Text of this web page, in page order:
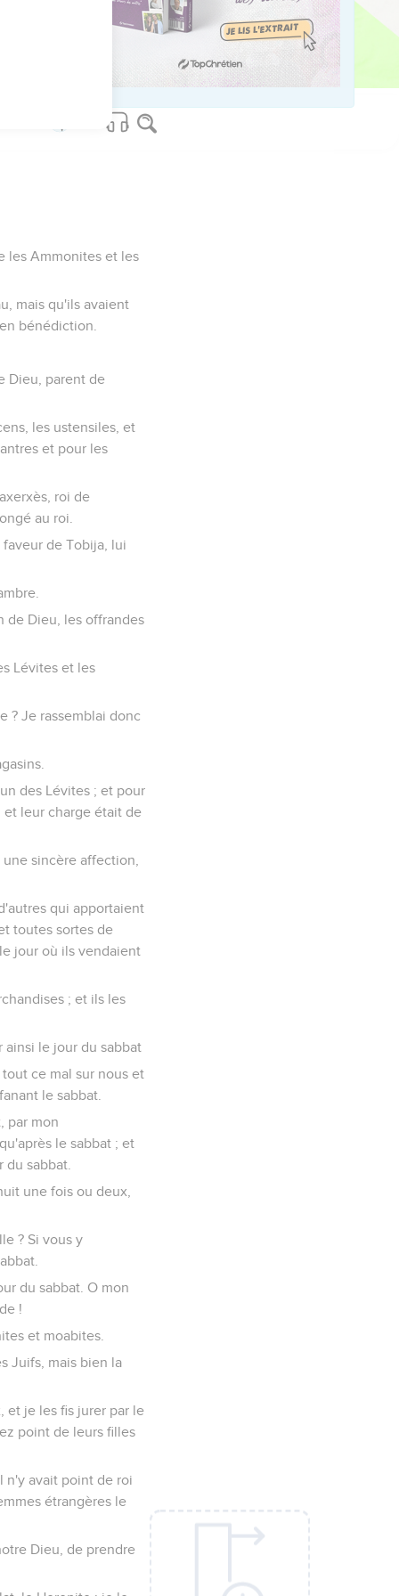
des chantres et
aux enfants
les Ammonites et les
mais qu'ils avaient
bénédiction.
Dieu, parent de
les ustensiles, et
et pour les
roi de
au roi.
de Tobija, lui
de Dieu, les offrandes
Lévites et les
? Je rassemblai donc
des Lévites ; et pour
et leur charge était de
sincère affection,
qui apportaient
toutes sortes de
jour où ils vendaient
; et ils les
ainsi le jour du sabbat
ce mal sur nous et
le sabbat.
par mon
le sabbat ; et
sabbat.
une fois ou deux,
? Si vous y
du sabbat. O mon
!
et moabites.
Juifs, mais bien la
et je les fis jurer par le
point de leurs filles
n'y avait point de roi
étrangères le
Dieu, de prendre